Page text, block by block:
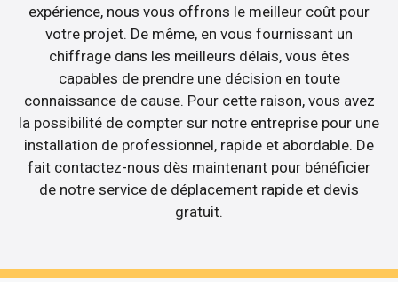
expérience, nous vous offrons le meilleur coût pour
votre projet. De même, en vous fournissant un
chiffrage dans les meilleurs délais, vous êtes
capables de prendre une décision en toute
connaissance de cause. Pour cette raison, vous avez
la possibilité de compter sur notre entreprise pour une
installation de professionnel, rapide et abordable. De
fait contactez-nous dès maintenant pour bénéficier
de notre service de déplacement rapide et devis
gratuit.